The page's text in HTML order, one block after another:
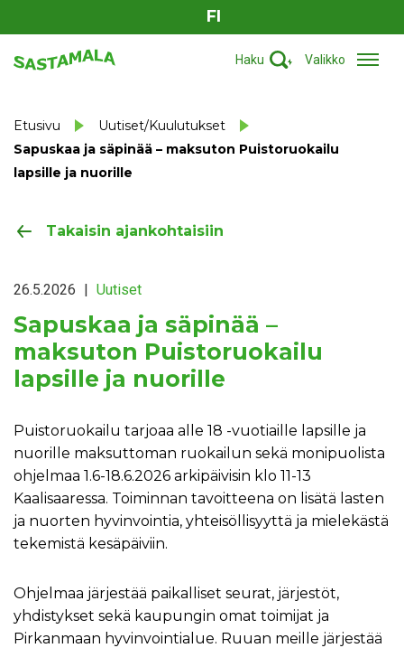
FI
Haku Valikko
Etusivu
Uutiset/Kuulutukset
Sapuskaa ja säpinää – maksuton Puistoruokailu
lapsille ja nuorille
Takaisin ajankohtaisiin
26.5.2026 | Uutiset
Sapuskaa ja säpinää –
maksuton Puistoruokailu
lapsille ja nuorille
Puistoruokailu tarjoaa alle 18 -vuotiaille lapsille ja
nuorille maksuttoman ruokailun sekä monipuolista
ohjelmaa 1.6-18.6.2026 arkipäivisin klo 11-13
Kaalisaaressa. Toiminnan tavoitteena on lisätä lasten
ja nuorten hyvinvointia, yhteisöllisyyttä ja mielekästä
tekemistä kesäpäiviin.
Ohjelmaa järjestää paikalliset seurat, järjestöt,
yhdistykset sekä kaupungin omat toimijat ja
Pirkanmaan hyvinvointialue. Ruuan meille järjestää